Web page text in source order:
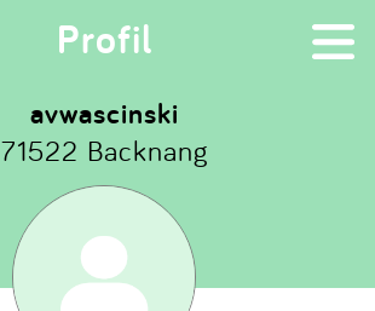
Profil ×
Suchen
Eintragen
App
avwascinski
71522 Backnang